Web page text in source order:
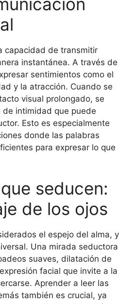
capacidad de transmitir
instantánea. A través de
sentimientos como el
y la atracción. Cuando se
visual prolongado, se
de intimidad que puede
Esto es especialmente
donde las palabras
para expresar lo que
seducen:
de los ojos
el espejo del alma, y
Una mirada seductora
suaves, dilatación de
facial que invite a la
Aprender a leer las
también es crucial, ya